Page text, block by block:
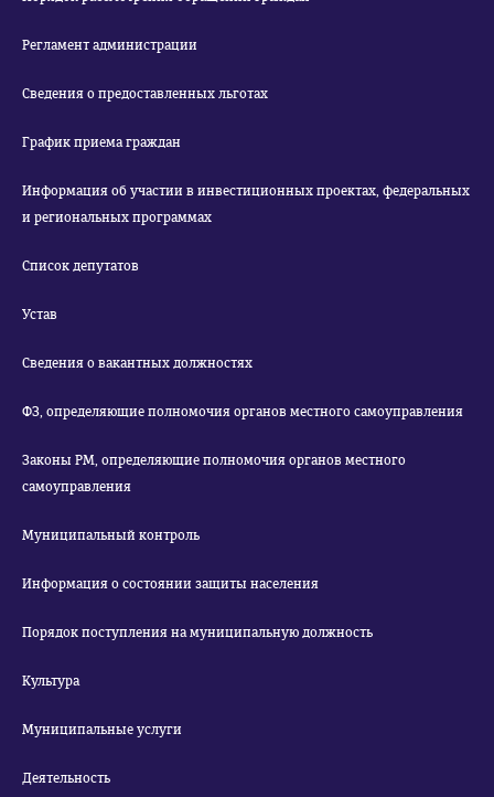
Регламент администрации
Сведения о предоставленных льготах
График приема граждан
Информация об участии в инвестиционных проектах, федеральных
и региональных программах
Список депутатов
Устав
Сведения о вакантных должностях
ФЗ, определяющие полномочия органов местного самоуправления
Законы РМ, определяющие полномочия органов местного
самоуправления
Муниципальный контроль
Информация о состоянии защиты населения
Порядок поступления на муниципальную должность
Культура
Муниципальные услуги
Деятельность